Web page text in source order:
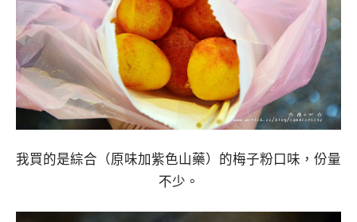
我買的是綜合（原味加紫色山藥）的梅子粉口味，份量
不少。